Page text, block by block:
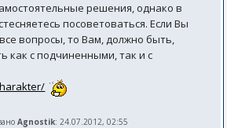
решения, однако в
посоветоваться. Если Вы
вопросы, то Вам, должно быть,
как с подчиненными, так и с
Agnostik: 24.07.2012, 02:55